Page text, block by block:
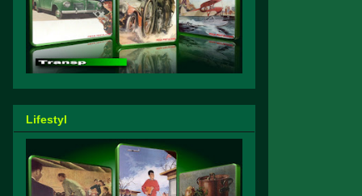
Lifestyl